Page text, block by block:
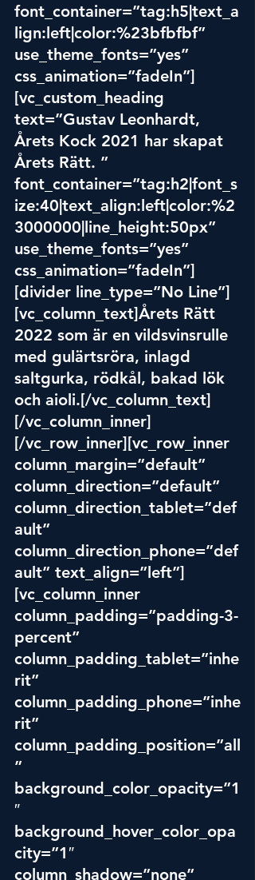
font_container=”tag:h5|text_a
lign:left|color:%23bfbfbf”
use_theme_fonts=”yes”
css_animation=”fadeIn”]
[vc_custom_heading
text=”Gustav Leonhardt,
Årets Kock 2021 har skapat
Årets Rätt. ”
font_container=”tag:h2|font_s
ize:40|text_align:left|color:%2
3000000|line_height:50px”
use_theme_fonts=”yes”
css_animation=”fadeIn”]
[divider line_type=”No Line”]
[vc_column_text]Årets Rätt
2022 som är en vildsvinsrulle
med gulärtsröra, inlagd
saltgurka, rödkål, bakad lök
och aioli.[/vc_column_text]
[/vc_column_inner]
[/vc_row_inner][vc_row_inner
column_ margin=”default”
column_direction=”default”
column_direction_tablet=”def
ault”
column_direction_phone=”def
ault” text_align=”left”]
[vc_column_inner
column_padding=”padding-3-
percent”
column_padding_tablet=”inhe
rit”
column_padding_phone=”inhe
rit”
column_padding_position=”all
”
background_color_opacity=”1
″
background_hover_color_opa
city=”1″
column_shadow=”none”